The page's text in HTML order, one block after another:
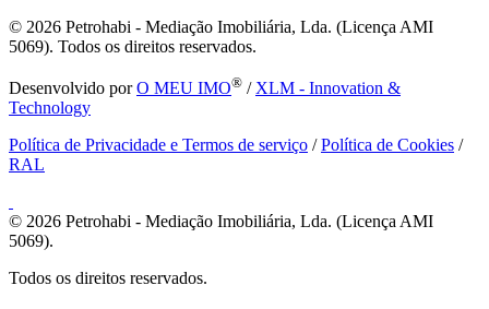
© 2026 Petrohabi - Mediação Imobiliária, Lda. (Licença AMI
5069). Todos os direitos reservados.
Desenvolvido porO MEU IMO® / XLM - Innovation &
Technology
Política de Privacidade e Termos de serviço /Política de Cookies /
RAL
© 2026 Petrohabi - Mediação Imobiliária, Lda. (Licença AMI
5069).
Todos os direitos reservados.